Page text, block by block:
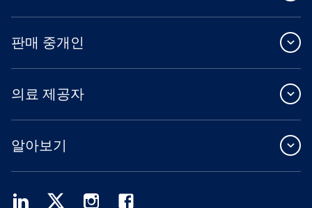
판매 중개인
의료 제공자
알아보기